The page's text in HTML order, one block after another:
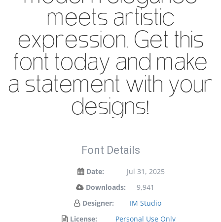
meets artistic
expression. Get this
font today and make
a statement with your
designs!
Font Details
Date:
Jul 31, 2025
Downloads:
9,941
Designer:
IM Studio
License:
Personal Use Only